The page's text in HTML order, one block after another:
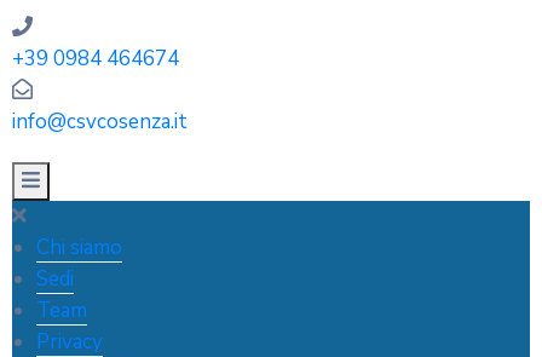
+39 0984 464674
info@csvcosenza.it
Chi siamo
Sedi
Team
Privacy